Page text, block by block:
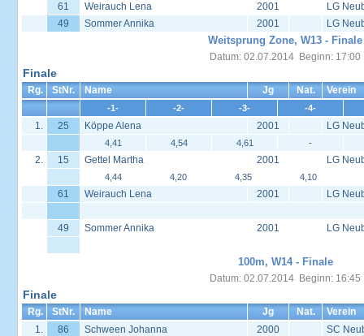
61
Weirauch Lena 2001
LG
49
Sommer Annika 2001 LG
Weitsprung Zone, W13 - Finale
Datum: 02.07.2014 Beginn: 17:00
Finale
Rg. StNr. Name Jg Nat. Verein
-1- -2- -3- -4-
1. 25 Köppe Alena 2001 LG
4,41 4,54 4,61 -
2. 15 Gettel Martha 2001 LG
4,44 4,20 4,35 4,10
61 Weirauch Lena 2001 LG
49 Sommer Annika 2001 LG
100m, W14 - Finale
Datum: 02.07.2014 Beginn: 16:45
Finale
Rg. StNr. Name Jg Nat.
Verein
1.
86 Schween Johanna 2000
SC